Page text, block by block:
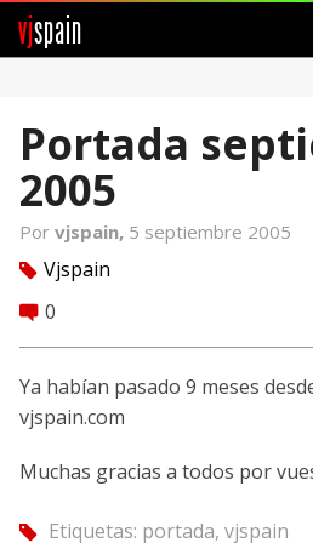
vjspain
Foros
Noticias
Vjspain
Ayuda
Contacto
Entrar
Portada
2005
Por vjspain, 5 septiembre 2005
tag Vjspain
comment 0
Ya habían pasado 9 meses
vjspain.com
Muchas gracias a todos por
tag Etiquetas: portada, vjspain